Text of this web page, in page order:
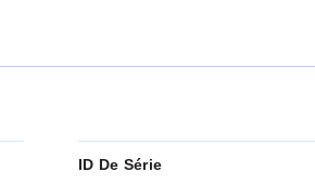
ID De Série